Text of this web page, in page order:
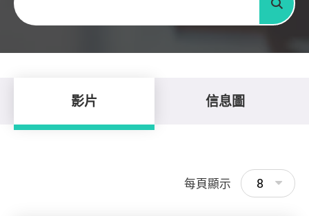
搜尋
影片 信息圖
每頁顯示 8